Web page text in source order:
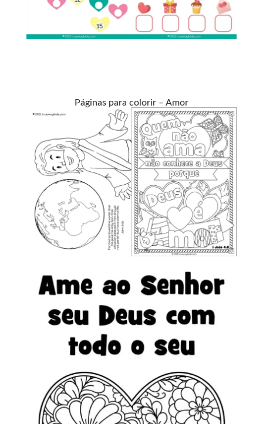
Páginas para colorir – Amor